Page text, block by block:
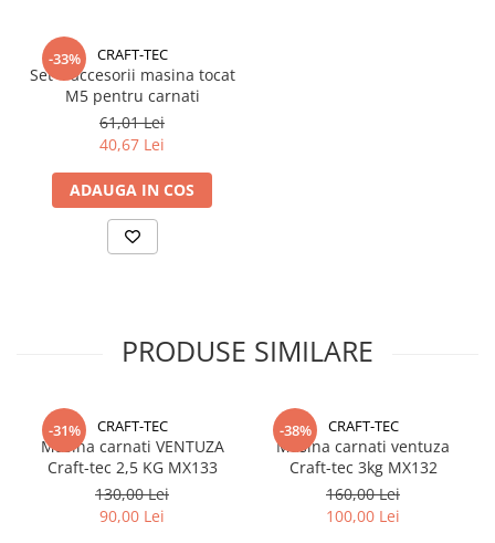
-33% CRAFT-TEC
Set 4 accesorii masina tocat
M5 pentru carnati
61,01 Lei
40,67 Lei
ADAUGA IN COS
PRODUSE SIMILARE
-31% CRAFT-TEC
Masina carnati VENTUZA
Craft-tec 2,5 KG MX133
130,00 Lei
90,00 Lei
-38% CRAFT-TEC
Masina carnati ventuza
Craft-tec 3kg MX132
160,00 Lei
100,00 Lei